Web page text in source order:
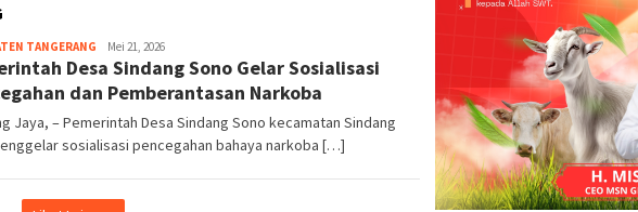
TANGERANG Kejar
Info
Mei 21, 2026
Desa Sindang Sono Gelar Sosialisasi
dan Pemberantasan Narkoba
Jaya, – Pemerintah Desa Sindang Sono kecamatan Sindang
sosialisasi pencegahan bahaya narkoba […]